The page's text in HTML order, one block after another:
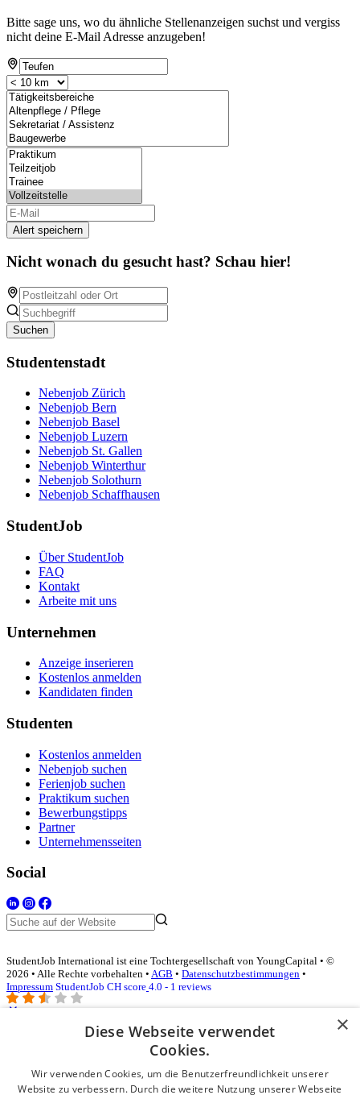
Bitte sage uns, wo du ähnliche Stellenanzeigen suchst und vergiss
nicht deine E-Mail Adresse anzugeben!
Alert speichern
Nicht wonach du gesucht hast? Schau hier!
Suchen
Studentenstadt
Nebenjob Zürich
Nebenjob Bern
Nebenjob Basel
Nebenjob Luzern
Nebenjob St. Gallen
Nebenjob Winterthur
Nebenjob Solothurn
Nebenjob Schaffhausen
StudentJob
Über StudentJob
FAQ
Kontakt
Arbeite mit uns
Unternehmen
Anzeige inserieren
Kostenlos anmelden
Kandidaten finden
Studenten
Kostenlos anmelden
Nebenjob suchen
Ferienjob suchen
Praktikum suchen
Bewerbungstipps
Partner
Unternehmensseiten
Social
StudentJob International ist eine Tochtergesellschaft von YoungCapital • ©
2026 • Alle Rechte vorbehalten • AGB • Datenschutzbestimmungen •
Impressum StudentJob CH score 4.0 - 1 reviews
Login für Unternehmen
E-Mail*
×
Diese Webseite verwendet
Cookies.
Wir verwenden Cookies, um die Benutzerfreundlichkeit unserer
Website zu verbessern. Durch die weitere Nutzung unserer Webseite